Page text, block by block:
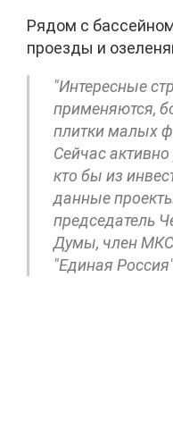
Рядом с
проезды и
"Интересные
применяются,
плитки малых
Cейчас
кто бы из
данные
председатель
Думы, член МКС
"Единая